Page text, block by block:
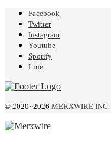
Facebook
Twitter
Instagram
Youtube
Spotify
Line
© 2020~2026 MERXWIRE INC.